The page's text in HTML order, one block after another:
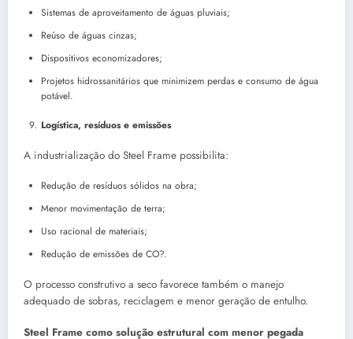
Sistemas de aproveitamento de águas pluviais;
Reúso de águas cinzas;
Dispositivos economizadores;
Projetos hidrossanitários que minimizem perdas e consumo de água
potável.
Logística, resíduos e emissões
A industrialização do Steel Frame possibilita:
Redução de resíduos sólidos na obra;
Menor movimentação de terra;
Uso racional de materiais;
Redução de emissões de CO?.
O processo construtivo a seco favorece também o manejo
adequado de sobras, reciclagem e menor geração de entulho.
Steel Frame como solução estrutural com menor pegada